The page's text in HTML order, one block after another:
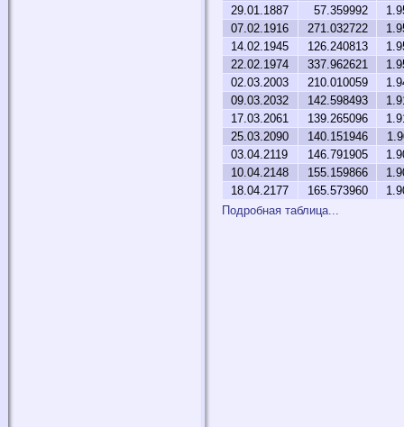
29.01.1887
57.359992
07.02.1916
271.032722
14.02.1945
126.240813
22.02.1974
337.962621
02.03.2003
210.010059
09.03.2032
142.598493
17.03.2061
139.265096
25.03.2090
140.151946
03.04.2119
146.791905
10.04.2148
155.159866
18.04.2177
165.573960
Подробная таблица...